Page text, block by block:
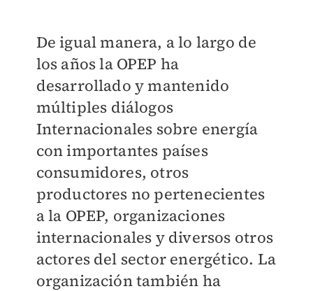
De igual manera, a lo largo de
los años la OPEP ha
desarrollado y mantenido
múltiples diálogos
Internacionales sobre energía
con importantes países
consumidores, otros
productores no pertenecientes
a la OPEP, organizaciones
internacionales y diversos otros
actores del sector energético. La
organización también ha